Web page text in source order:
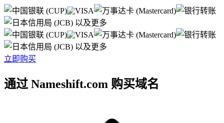
以及更多
以及更多
立即购买
通过 Nameshift.com 购买域名